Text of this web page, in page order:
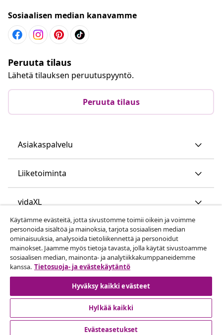
Sosiaalisen median kanavamme
Peruuta tilaus
Lähetä tilauksen peruutuspyyntö.
Peruuta tilaus
Asiakaspalvelu
Liiketoiminta
vidaXL
Löydä lisää
© 2008-2026 vidaXL www.vidaxl.fi on vidaXL Marketplace
Europe B.V. yrityksen verkkosivu
Käytämme evästeitä, jotta sivustomme toimii oikein ja voimme
personoida sisältöä ja mainoksia, tarjota sosiaalisen median
ominaisuuksia, analysoida tietoliikennettä ja personoidut
mainokset. Jaamme myös tietoja tavasta, jolla käytät sivustoamme
sosiaalisen median, mainonta- ja analytiikkakumppaneidemme
kanssa. Tietosuoja- ja evästekäytäntö
Hyväksy kaikki evästeet
Hylkää kaikki
Evästeasetukset